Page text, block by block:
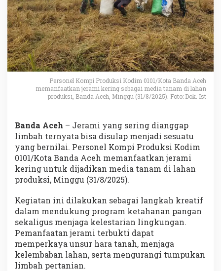
Personel Kompi Produksi Kodim 0101/Kota Banda Aceh
memanfaatkan jerami kering sebagai media tanam di lahan
produksi, Banda Aceh, Minggu (31/8/2025). Foto: Dok. Ist
Banda Aceh – Jerami yang sering dianggap
limbah ternyata bisa disulap menjadi sesuatu
yang bernilai. Personel Kompi Produksi Kodim
0101/Kota Banda Aceh memanfaatkan jerami
kering untuk dijadikan media tanam di lahan
produksi, Minggu (31/8/2025).
Kegiatan ini dilakukan sebagai langkah kreatif
dalam mendukung program ketahanan pangan
sekaligus menjaga kelestarian lingkungan.
Pemanfaatan jerami terbukti dapat
memperkaya unsur hara tanah, menjaga
kelembaban lahan, serta mengurangi tumpukan
limbah pertanian.